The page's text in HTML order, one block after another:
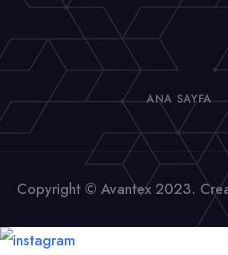
ANA SAYFA
Copyright © Avantex 2023.